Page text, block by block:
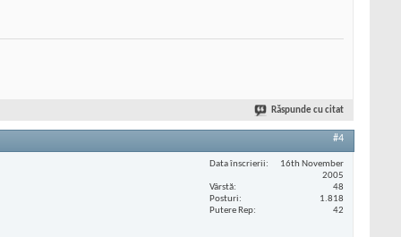
Răspunde cu citat
#4
Data înscrierii
16th November
2005
Vârstă
48
Posturi
1.818
Putere Rep
42